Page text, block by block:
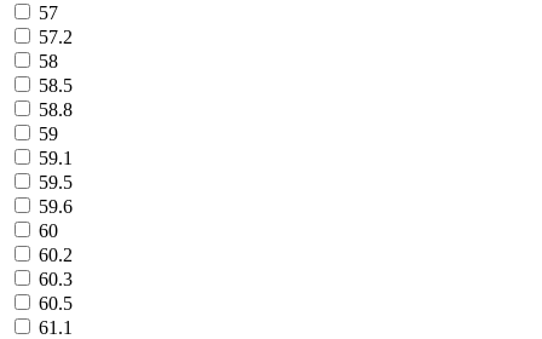
57
57.2
58
58.5
58.8
59
59.1
59.5
59.6
60
60.2
60.3
60.5
61.1